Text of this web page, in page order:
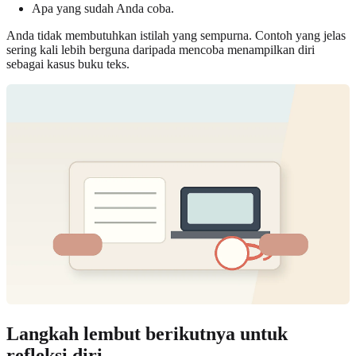
Apa yang sudah Anda coba.
Anda tidak membutuhkan istilah yang sempurna. Contoh yang jelas
sering kali lebih berguna daripada mencoba menampilkan diri
sebagai kasus buku teks.
Langkah lembut berikutnya untuk